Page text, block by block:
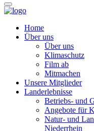
Home
Über uns
Über uns
Klimaschutz
Film ab
Mitmachen
Unsere Mitglieder
Landerlebnisse
Betriebs- und
Angebote für
Natur- und
Niederrhein